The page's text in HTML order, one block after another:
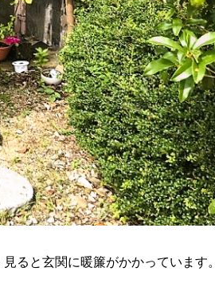
ると玄関に暖簾がかかっています。